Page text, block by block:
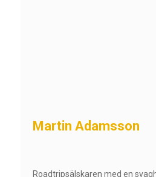
Martin Adamsson
Roadtripsälskaren med en